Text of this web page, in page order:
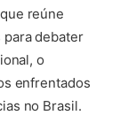
reúne
debater
o
enfrentados
no Brasil.